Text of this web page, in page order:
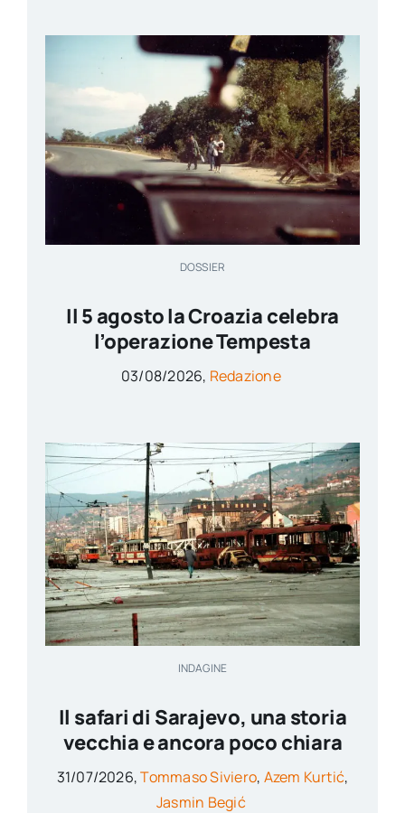
DOSSIER
Il 5 agosto la Croazia celebra
l’operazione Tempesta
03/08/2026, Redazione
INDAGINE
Il safari di Sarajevo, una storia
vecchia e ancora poco chiara
31/07/2026,Tommaso Siviero, Azem Kurtić,
Jasmin Begić